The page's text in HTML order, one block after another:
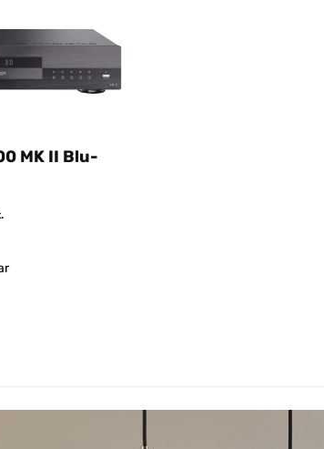
MK II Blu-